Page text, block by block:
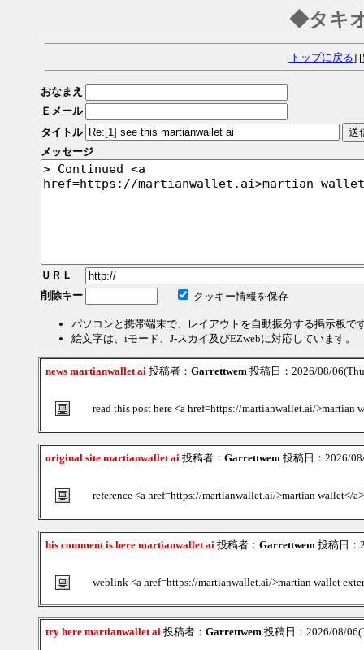
◆タキ
[トップに戻る] [
おなまえ
Ｅメール
タイトル
メッセージ
ＵＲＬ
削除キー
クッキー情報を保存
パソコンと携帯端末で、レイアウトを自動振分する掲示板で
絵文字は、iモード、J-スカイ及びEZwebに対応しています。
news martianwallet ai 投稿者： Garrettwem 投稿日：2026/08/
read this post here <a href=https://martianwallet.ai/>martian
original site martianwallet ai 投稿者： Garrettwem 投稿日：2026/
reference <a href=https://martianwallet.ai/>martian wallet</a>
his comment is here martianwallet ai 投稿者： Garrettwem 投稿日：
weblink <a href=https://martianwallet.ai/>martian wallet
try here martianwallet ai 投稿者： Garrettwem 投稿日：2026/08/